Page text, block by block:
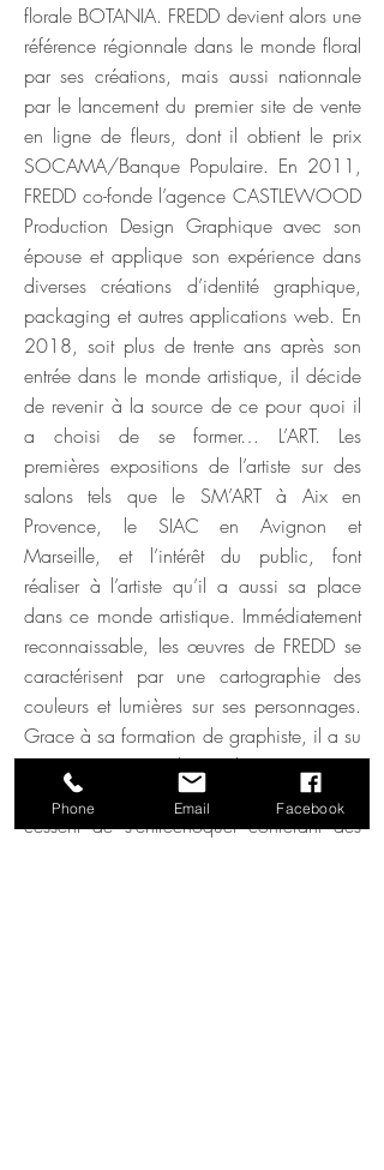
florale BOTANIA. FREDD devient alors une
référence régionnale dans le monde floral
par ses créations, mais aussi nationnale
par le lancement du premier site de vente
en ligne de fleurs, dont il obtient le prix
SOCAMA/Banque Populaire. En 2011,
FREDD co-fonde l’agence CASTLEWOOD
Production Design Graphique avec son
épouse et applique son expérience dans
diverses créations d’identité graphique,
packaging et autres applications web. En
2018, soit plus de trente ans après son
entrée dans le monde artistique, il décide
de revenir à la source de ce pour quoi il
a choisi de se former… L’ART. Les
premières expositions de l’artiste sur des
salons tels que le SM’ART à Aix en
Provence, le SIAC en Avignon et
Marseille, et l’intérêt du public, font
réaliser à l’artiste qu’il a aussi sa place
dans ce monde artistique. Immédiatement
reconnaissable, les œuvres de FREDD se
caractérisent par une cartographie des
couleurs et lumières sur ses personnages.
Grace à sa formation de graphiste, il a su
imposer un univers bien à lui. Entre Pop’art
et Mangas, les influences de FREDD ne
cessent de s’entrechoquer conférant des
Phone Email Facebook